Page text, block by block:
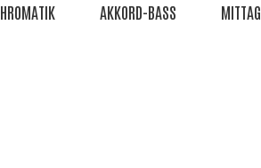
AKKORD-BASS MITTAG